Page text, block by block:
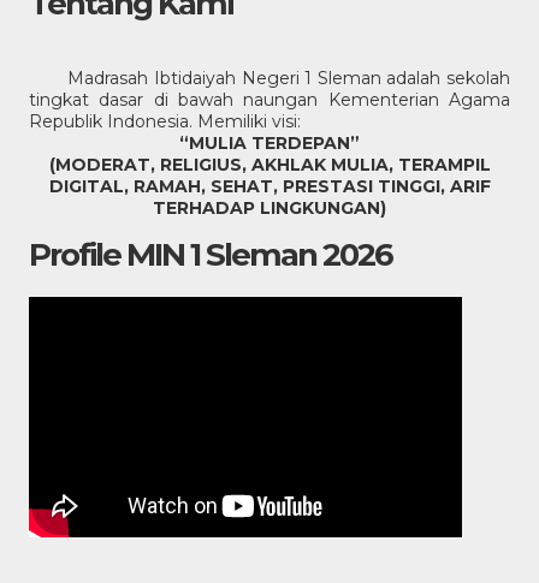
Madrasah Ibtidaiyah Negeri 1 Sleman adalah sekolah
tingkat dasar di bawah naungan Kementerian Agama
Republik Indonesia. Memiliki visi:
“MULIA TERDEPAN”
(MODERAT, RELIGIUS, AKHLAK MULIA, TERAMPIL
DIGITAL, RAMAH, SEHAT, PRESTASI TINGGI, ARIF
TERHADAP LINGKUNGAN)
Profile MIN 1 Sleman 2026